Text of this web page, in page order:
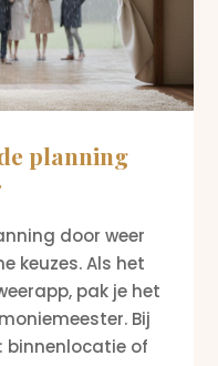
planning
door weer
keuzes. Als het
pak je het
Bij
binnenlocatie of